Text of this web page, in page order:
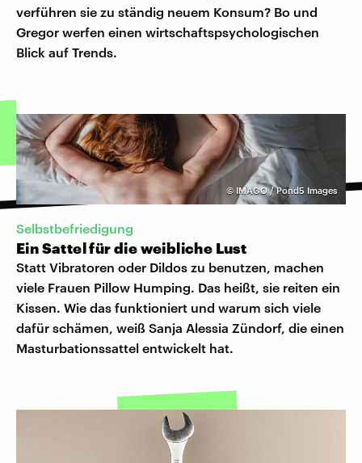
verführen sie zu ständig neuem Konsum? Bo und
Gregor werfen einen wirtschaftspsychologischen
Blick auf Trends.
© IMAGO / Pond5 Images
Selbstbefriedigung
Ein Sattel für die weibliche Lust
Statt Vibratoren oder Dildos zu benutzen, machen
viele Frauen Pillow Humping. Das heißt, sie reiten ein
Kissen. Wie das funktioniert und warum sich viele
dafür schämen, weiß Sanja Alessia Zündorf, die einen
Masturbationssattel entwickelt hat.